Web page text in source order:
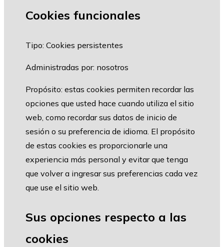
Cookies funcionales
Tipo: Cookies persistentes
Administradas por: nosotros
Propósito: estas cookies permiten recordar las
opciones que usted hace cuando utiliza el sitio
web, como recordar sus datos de inicio de
sesión o su preferencia de idioma. El propósito
de estas cookies es proporcionarle una
experiencia más personal y evitar que tenga
que volver a ingresar sus preferencias cada vez
que use el sitio web.
Sus opciones respecto a las
cookies